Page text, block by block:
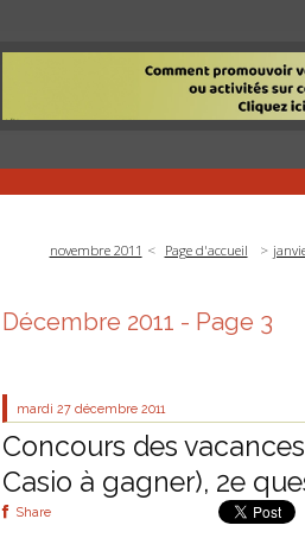
novembre 2011 Page d'accueil
Décembre 2011 - Page 3
mardi 27 décembre 2011
Concours des
Casio à gagner), 2e
Share